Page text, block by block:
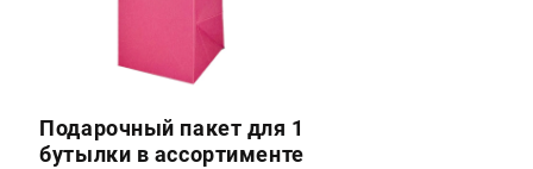
Подарочный пакет для 1
бутылки в ассортименте